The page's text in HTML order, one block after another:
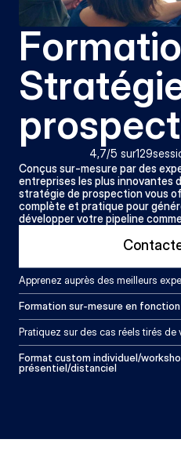
4,7/5 sur129
Conçus sur-mesure par des
entreprises les plus innovantes
stratégie de prospection vous
complète et pratique pour
développer votre pipeline
Apprenez auprès des meilleurs
Formation sur-mesure en
Pratiquez sur des cas réels tirés
Format custom individuel/
présentiel/distanciel